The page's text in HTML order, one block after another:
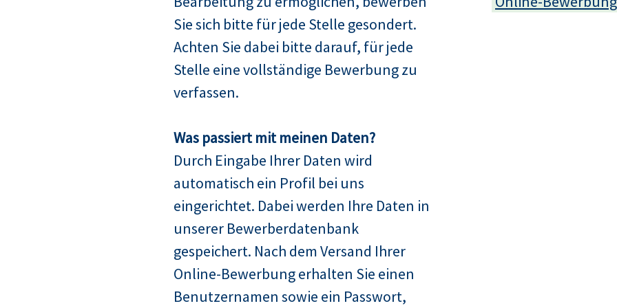
Sie sich bitte für jede Stelle gesondert.
Achten Sie dabei bitte darauf, für jede
Stelle eine vollständige Bewerbung zu
verfassen.
Was passiert mit meinen Daten?
Durch Eingabe Ihrer Daten wird
automatisch ein Profil bei uns
eingerichtet. Dabei werden Ihre Daten in
unserer Bewerberdatenbank
gespeichert. Nach dem Versand Ihrer
Online-Bewerbung erhalten Sie einen
Benutzernamen sowie ein Passwort,